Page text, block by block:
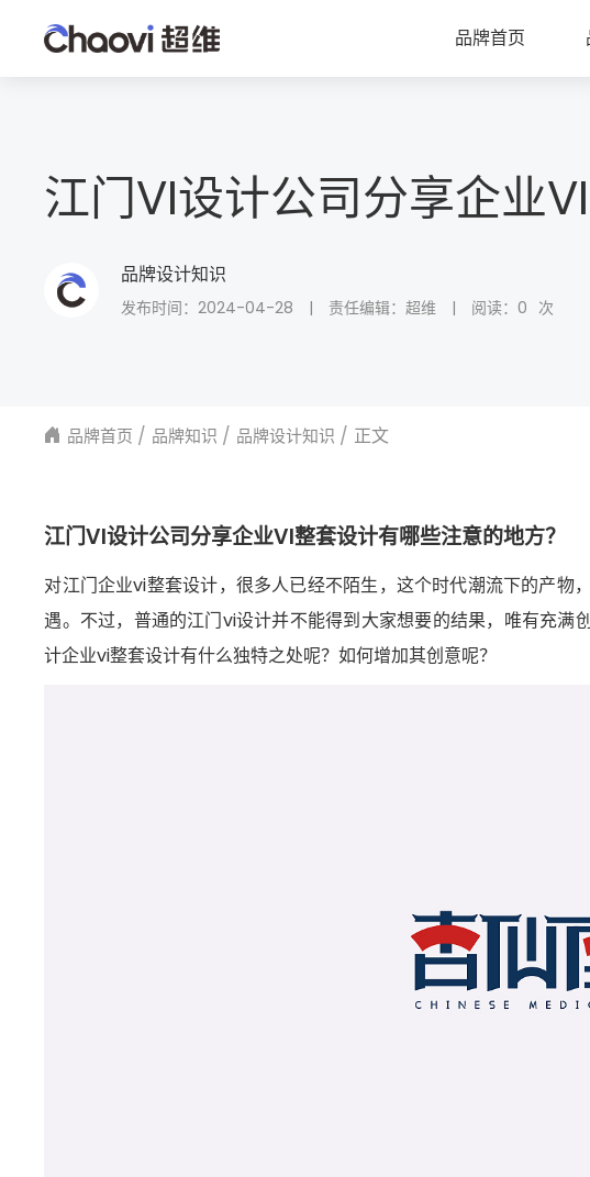
品牌首页
江门VI设计公司分享企业
品牌设计知识
发布时间：2024-04-28 | 责任编辑：超维 | 阅读：0 次
品牌首页 品牌知识 品牌设计知识 正文
江门VI设计公司分享企业VI整套设计有哪些注意的地方？
对江门企业vi整套设计，很多人已经不陌生，这个时代潮流下的产物
遇。不过，普通的江门vi设计并不能得到大家想要的结果，唯有充满
计企业vi整套设计有什么独特之处呢？如何增加其创意呢？